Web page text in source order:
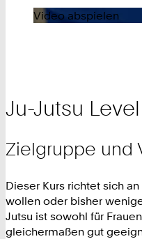
Video abspielen
Ju-Jutsu Level
Zielgruppe und
Dieser Kurs richtet sich
wollen oder bisher
Jutsu ist sowohl für
gleichermaßen gut